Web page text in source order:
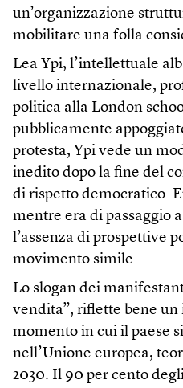
un’organizzazione
mobilitare una folla
Lea Ypi, l’intellettuale
livello internazionale,
politica alla London
pubblicamente
protesta, Ypi vede un
inedito dopo la fine del
di rispetto democratico.
mentre era di passaggio
l’assenza di prospettive
movimento simile.
Lo slogan dei
vendita”, riflette bene un
momento in cui il paese
nell’Unione europea,
2030. Il 90 per cento